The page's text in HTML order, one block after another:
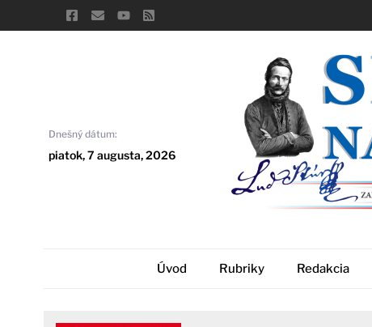
to
Dnešný dátum:
piatok, 7 augusta, 2026
Úvod Rubriky Redakcia